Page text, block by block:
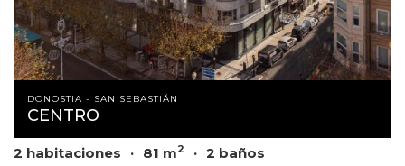
DONOSTIA - SAN SEBASTIÁN
CENTRO
2 habitaciones 81 m2 2 baños